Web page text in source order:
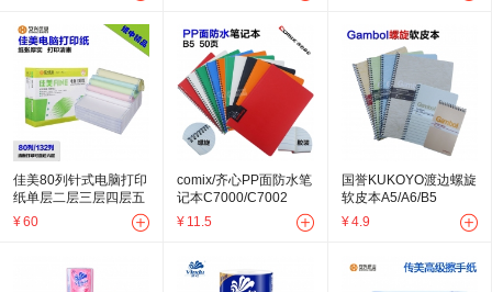
佳美80列针式电脑打印
纸单层二层三层四层五
层多层带孔打印纸电脑
¥60
comix/齐心PP面防水笔
记本C7000/C7002
¥ 11.5
国誉KUKOYO渡边螺旋
软皮本A5/A6/B5
¥4.9